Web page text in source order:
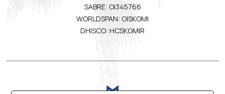
SABRE: OI345766
WORLDSPAN: OISKGMI
DHISCO: HCSKGMIR